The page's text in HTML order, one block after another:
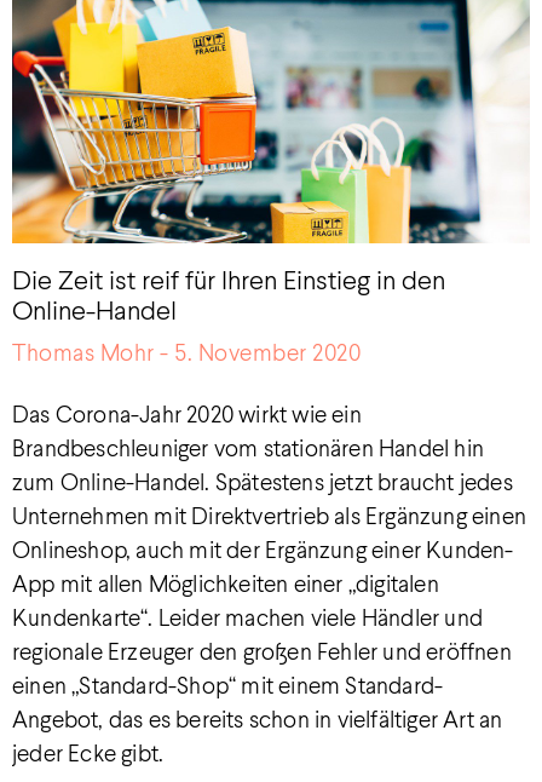
Die Zeit ist reif für Ihren Einstieg in den
Online-Handel
Thomas Mohr 5. November 2020
Das Corona-Jahr 2020 wirkt wie ein
Brandbeschleuniger vom stationären Handel hin
zum Online-Handel. Spätestens jetzt braucht jedes
Unternehmen mit Direktvertrieb als Ergänzung einen
Onlineshop, auch mit der Ergänzung einer Kunden-
App mit allen Möglichkeiten einer „digitalen
Kundenkarte“. Leider machen viele Händler und
regionale Erzeuger den großen Fehler und eröffnen
einen „Standard-Shop“ mit einem Standard-
Angebot, das es bereits schon in vielfältiger Art an
jeder Ecke gibt.